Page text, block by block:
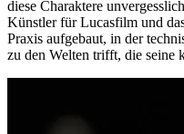
diese Charaktere
Künstler für Lucasfilm und
Praxis aufgebaut, in der
zu den Welten trifft, die seine